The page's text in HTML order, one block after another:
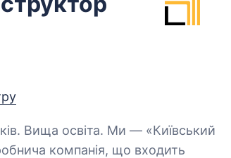
Ми — «Київський
компанія, що входить